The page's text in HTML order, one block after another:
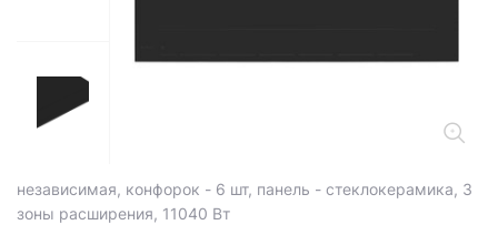
независимая, конфорок - 6 шт, панель - стеклокерамика, 3
зоны расширения, 11040 Вт